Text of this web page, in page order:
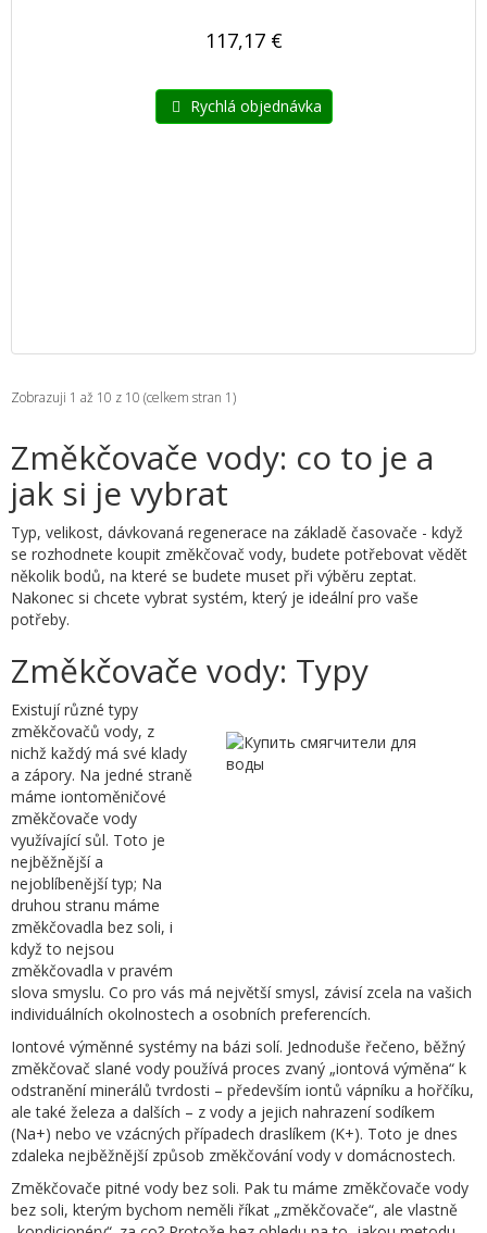
117,17 €
Rychlá objednávka
Zobrazuji 1 až 10 z 10 (celkem stran 1)
Změkčovače vody: co to je a
jak si je vybrat
Typ, velikost, dávkovaná regenerace na základě časovače - když
se rozhodnete koupit změkčovač vody, budete potřebovat vědět
několik bodů, na které se budete muset při výběru zeptat.
Nakonec si chcete vybrat systém, který je ideální pro vaše
potřeby.
Změkčovače vody: Typy
Existují různé typy
změkčovačů vody, z
nichž každý má své klady
a zápory. Na jedné straně
máme iontoměničové
změkčovače vody
využívající sůl. Toto je
nejběžnější a
nejoblíbenější typ; Na
druhou stranu máme
změkčovadla bez soli, i
když to nejsou
změkčovadla v pravém
slova smyslu. Co pro vás má největší smysl, závisí zcela na vašich
individuálních okolnostech a osobních preferencích.
Iontové výměnné systémy na bázi solí. Jednoduše řečeno, běžný
změkčovač slané vody používá proces zvaný „iontová výměna“ k
odstranění minerálů tvrdosti – především iontů vápníku a hořčíku,
ale také železa a dalších – z vody a jejich nahrazení sodíkem
(Na+) nebo ve vzácných případech draslíkem (K+). Toto je dnes
zdaleka nejběžnější způsob změkčování vody v domácnostech.
Změkčovače pitné vody bez soli. Pak tu máme změkčovače vody
bez soli, kterým bychom neměli říkat „změkčovače“, ale vlastně